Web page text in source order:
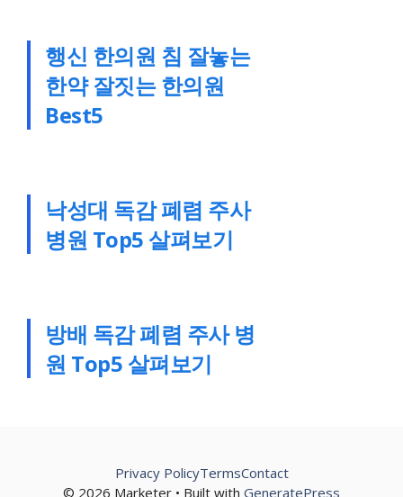
행신 한의원 침 잘놓는
한약 잘짓는 한의원
Best5
낙성대 독감 폐렴 주사
병원 Top5 살펴보기
방배 독감 폐렴 주사 병
원 Top5 살펴보기
© 2026 Marketer • Built with GeneratePress
Privacy PolicyTermsContact